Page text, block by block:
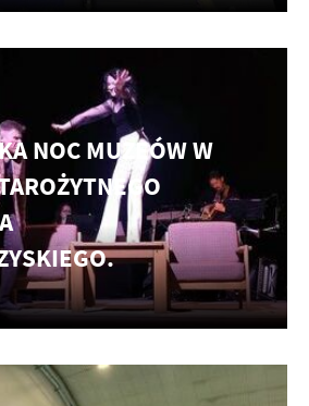
NOC MUZEÓW W